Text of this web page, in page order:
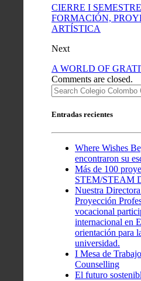
CIERRE I
FORMACIÓN,
ARTÍSTICA
Next
A WORLD OF
Comments are closed.
Entradas recientes
Where Wishes
encontraron su
Más de 100
STEM/STEAM
Nuestra
Proyección
vocacional
internacional en
orientación para
universidad.
I Mesa de
Counselling
El futuro